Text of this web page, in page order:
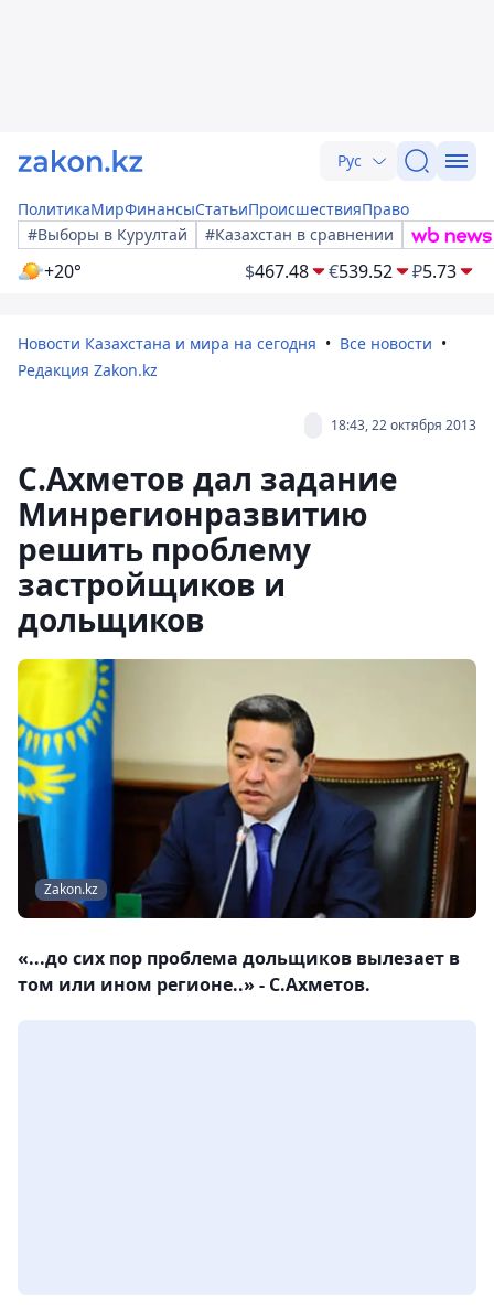
Рус
ПолитикаМирФинансыСтатьиПроисшествияПраво
#Выборы в Курултай
#Казахстан в сравнении
+20° $467.48 €539.52 ₽5.73
Новости Казахстана и мира на сегодня
Все новости
Редакция Zakon.kz
18:43, 22 октября 2013
С.Ахметов дал задание
Минрегионразвитию
решить проблему
застройщиков и
дольщиков
Zakon.kz
«...до сих пор проблема дольщиков вылезает в
том или ином регионе..» - С.Ахметов.